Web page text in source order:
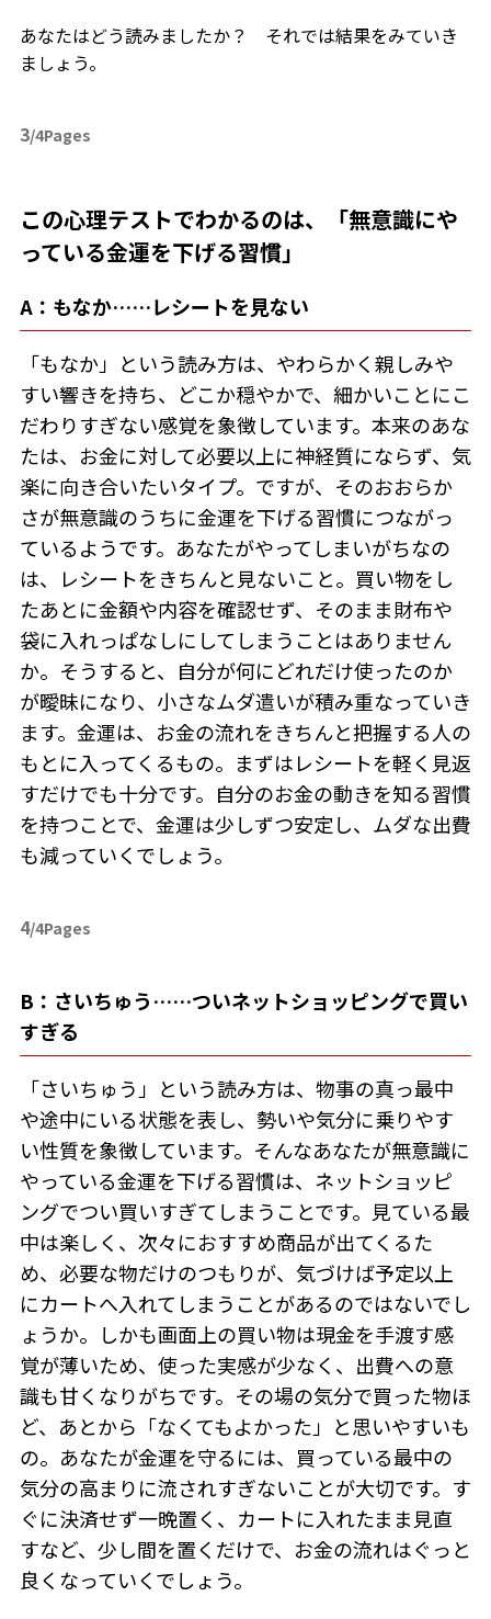
あなたはどう読みましたか？ それでは結果をみていき
ましょう。
3/4Pages
この心理テストでわかるのは、「無意識にや
っている金運を下げる習慣」
A：もなか……レシートを見ない
「もなか」という読み方は、やわらかく親しみや
すい響きを持ち、どこか穏やかで、細かいことにこ
だわりすぎない感覚を象徴しています。本来のあな
たは、お金に対して必要以上に神経質にならず、気
楽に向き合いたいタイプ。ですが、そのおおらか
さが無意識のうちに金運を下げる習慣につながっ
ているようです。あなたがやってしまいがちなの
は、レシートをきちんと見ないこと。買い物をし
たあとに金額や内容を確認せず、そのまま財布や
袋に入れっぱなしにしてしまうことはありません
か。そうすると、自分が何にどれだけ使ったのか
が曖昧になり、小さなムダ遣いが積み重なっていき
ます。金運は、お金の流れをきちんと把握する人の
もとに入ってくるもの。まずはレシートを軽く見返
すだけでも十分です。自分のお金の動きを知る習慣
を持つことで、金運は少しずつ安定し、ムダな出費
も減っていくでしょう。
4/4Pages
B：さいちゅう……ついネットショッピングで買い
すぎる
「さいちゅう」という読み方は、物事の真っ最中
や途中にいる状態を表し、勢いや気分に乗りやす
い性質を象徴しています。そんなあなたが無意識に
やっている金運を下げる習慣は、ネットショッピ
ングでつい買いすぎてしまうことです。見ている最
中は楽しく、次々におすすめ商品が出てくるた
め、必要な物だけのつもりが、気づけば予定以上
にカートへ入れてしまうことがあるのではないでし
ょうか。しかも画面上の買い物は現金を手渡す感
覚が薄いため、使った実感が少なく、出費への意
識も甘くなりがちです。その場の気分で買った物ほ
ど、あとから「なくてもよかった」と思いやすいも
の。あなたが金運を守るには、買っている最中の
気分の高まりに流されすぎないことが大切です。す
ぐに決済せず一晩置く、カートに入れたまま見直
すなど、少し間を置くだけで、お金の流れはぐっと
良くなっていくでしょう。